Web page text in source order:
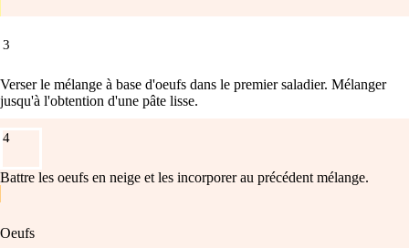
3
Verser le mélange à base d'oeufs dans le premier saladier. Mélanger
jusqu'à l'obtention d'une pâte lisse.
4
Battre les oeufs en neige et les incorporer au précédent mélange.
Oeufs